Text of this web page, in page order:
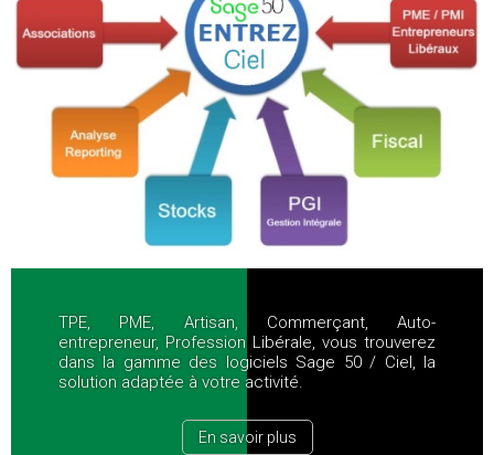
TPE, PME, Artisan, Commerçant, Auto-
entrepreneur, Profession Libérale, vous trouverez
dans la gamme des logiciels Sage 50 / Ciel, la
solution adaptée à votre activité.
En savoir plus